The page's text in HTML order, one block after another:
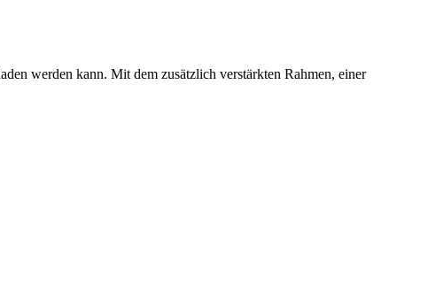
werden kann. Mit dem zusätzlich verstärkten Rahmen, einer